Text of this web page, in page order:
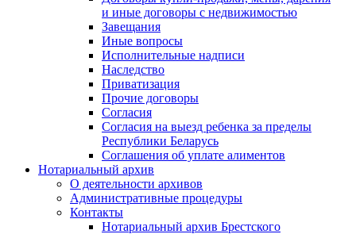
и иные договоры с недвижимостью
Завещания
Иные вопросы
Исполнительные надписи
Наследство
Приватизация
Прочие договоры
Согласия
Согласия на выезд ребенка за пределы
Республики Беларусь
Соглашения об уплате алиментов
Нотариальный архив
О деятельности архивов
Административные процедуры
Контакты
Нотариальный архив Брестского